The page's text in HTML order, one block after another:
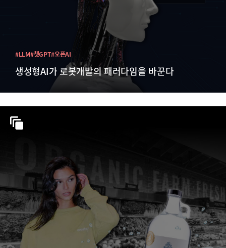
생성형AI가 로봇개발의 패러다임을 바꾼다
#LLM#챗GPT#오픈AI